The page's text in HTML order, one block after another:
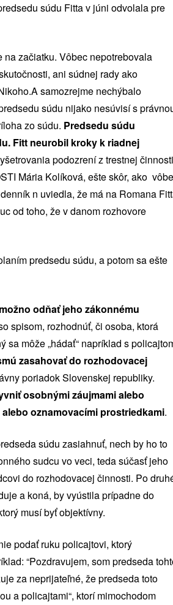
súdu Fitta v júni odvolala pre
na začiatku. Vôbec nepotrebovala
ani súdnej rady ako
samozrejme nechýbalo
súdu nijako nesúvisí s
zo súdu. Predsedu súdu
Fitt neurobil kroky k riadnej
podozrení z trestnej
Mária Kolíková, ešte skôr, ako
n uviedla, že má na Romana
od toho, že v danom rozhovore
predsedu súdu, a potom sa ešte
odňať jeho zákonnému
spisom, rozhodnúť, či osoba, ktorá
môže „hádať“ napríklad s
zasahovať do rozhodovacej
poriadok Slovenskej republiky.
osobnými záujmami alebo
oznamovacími prostriedkami.
súdu zasiahnuť, nech by ho to
sudcu vo veci, teda súčasť jeho
do rozhodovacej činnosti. Po
a koná, by vyústila prípadne do
musí byť objektívny.
podať ruku policajtovi, ktorý
“Pozdravujem, som predseda
za neprijateľné, že predseda toto
a policajtami“, ktorí mimochodom